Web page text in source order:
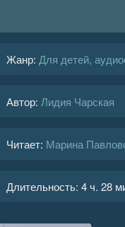
Жанр: Для детей,
Автор: Лидия Чарская
Читает: Марина
Длительность: 4 ч. 28